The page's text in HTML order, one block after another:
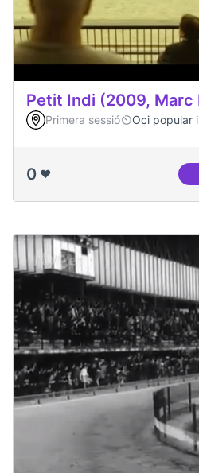
Petit Indi (2009, Marc
Primera sessió Oci popular
0 ❤️